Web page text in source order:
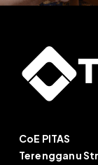
CoE PITAS
Terengganu